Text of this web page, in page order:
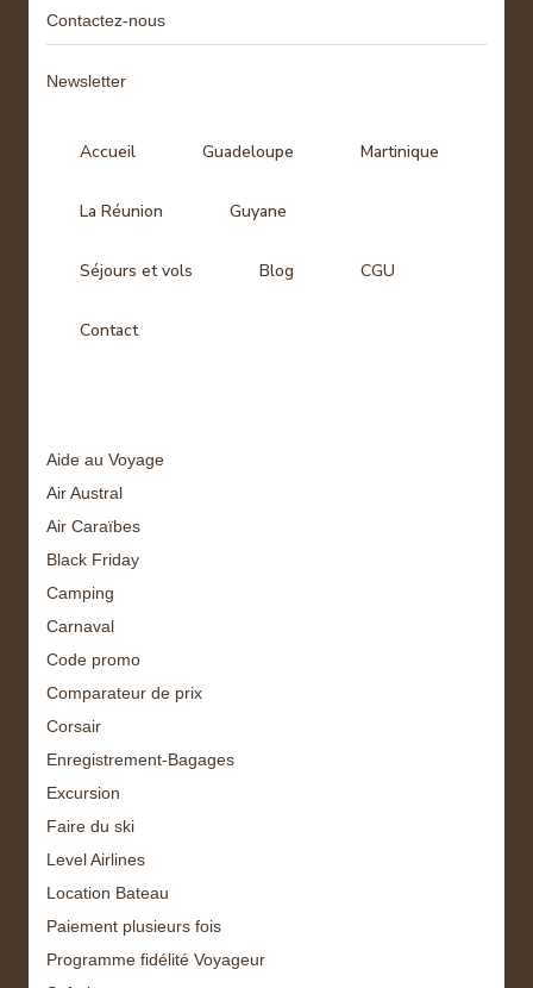
Contactez-nous
Newsletter
Accueil Guadeloupe Martinique
La Réunion Guyane
Séjours et vols Blog CGU
Contact
Aide au Voyage
Air Austral
Air Caraïbes
Black Friday
Camping
Carnaval
Code promo
Comparateur de prix
Corsair
Enregistrement-Bagages
Excursion
Faire du ski
Level Airlines
Location Bateau
Paiement plusieurs fois
Programme fidélité Voyageur